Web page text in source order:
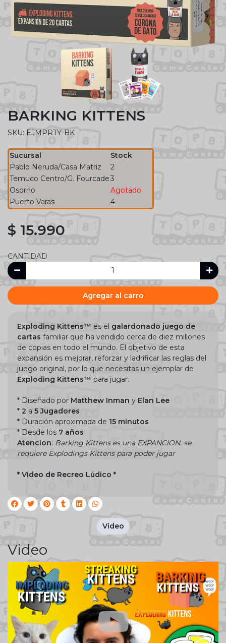
BARKING KITTENS
SKU: EJMPRTY-BK
Sucursal
Stock
Pablo Neruda/Casa Matriz
2
Temuco Centro/G. Fourcade3
Osorno
Agotado
Puerto Varas
4
$ 15.990
CANTIDAD
Agregar al carro
Exploding Kittens™ es el galardonado juego de
cartas familiar que ha vendido cerca de diez millones
de copias en todo el mundo. El objetivo de esta
expansión es mejorar, reforzar y ladrificar las reglas del
juego original, por lo que necesitas un ejemplar de
Exploding Kittens™ para jugar.
* Diseñado por Matthew Inman y Elan Lee
* 2 a 5 Jugadores
* Duración aproximada de 15 minutos
* Desde los 7 años
Atencion: Barking Kittens es una EXPANCION. se
requiere Explodings Kittens para poder jugar
* Video de Recreo Lúdico *
Video
Video